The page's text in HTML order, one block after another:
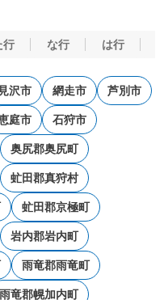
行 な行 は行
沢市 網走市 芦別市
庭市 石狩市
奥尻郡奥尻町
虻田郡真狩村
虻田郡京極町
岩内郡岩内町
雨竜郡雨竜町
雨竜郡幌加内町